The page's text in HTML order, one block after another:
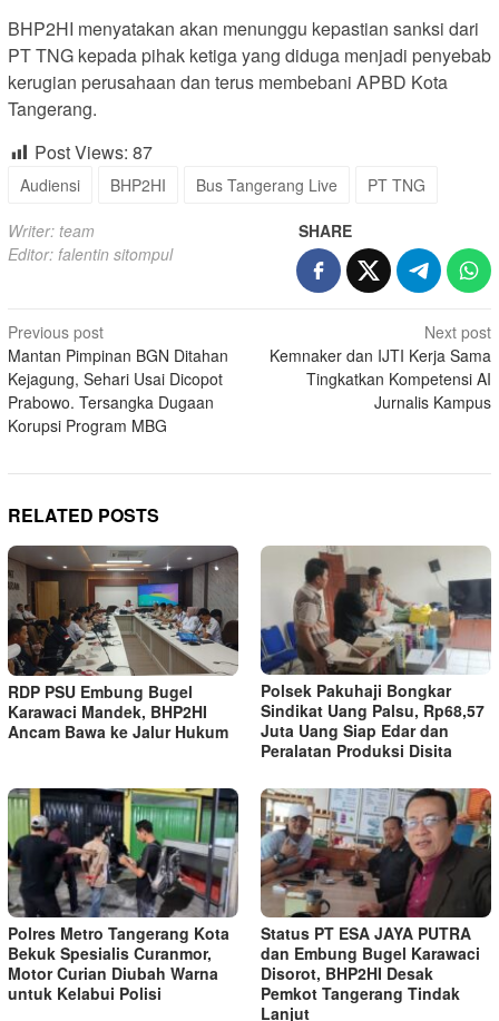
BHP2HI menyatakan akan menunggu kepastian sanksi dari
PT TNG kepada pihak ketiga yang diduga menjadi penyebab
kerugian perusahaan dan terus membebani APBD Kota
Tangerang.
Post Views: 87
Audiensi BHP2HI Bus Tangerang Live PT TNG
Writer: team
Editor: falentin sitompul
SHARE
Post
navigation
Previous post
Mantan Pimpinan BGN Ditahan
Kejagung, Sehari Usai Dicopot
Prabowo. Tersangka Dugaan
Korupsi Program MBG
Next post
Kemnaker dan IJTI Kerja Sama
Tingkatkan Kompetensi AI
Jurnalis Kampus
RELATED POSTS
RDP PSU Embung Bugel
Karawaci Mandek, BHP2HI
Ancam Bawa ke Jalur Hukum
Polsek Pakuhaji Bongkar
Sindikat Uang Palsu, Rp68,57
Juta Uang Siap Edar dan
Peralatan Produksi Disita
Polres Metro Tangerang Kota
Bekuk Spesialis Curanmor,
Motor Curian Diubah Warna
untuk Kelabui Polisi
Status PT ESA JAYA PUTRA
dan Embung Bugel Karawaci
Disorot, BHP2HI Desak
Pemkot Tangerang Tindak
Lanjut